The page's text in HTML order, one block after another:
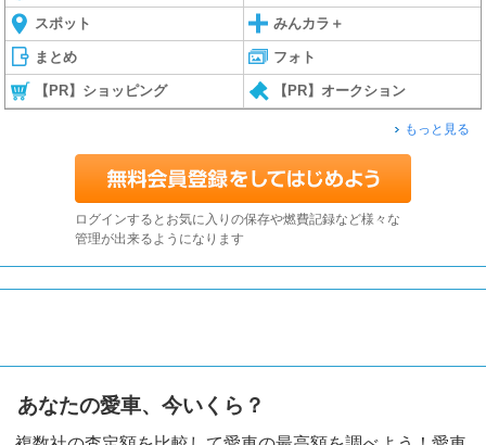
スポット みんカラ＋
まとめ フォト
【PR】ショッピング 【PR】オークション
もっと見る
ログインするとお気に入りの保存や燃費記録など様々な
管理が出来るようになります
あなたの愛車、今いくら？